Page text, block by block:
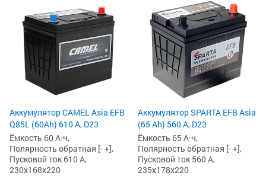
Аккумулятор CAMEL Asia EFB
Q85L (60Ah) 610 А, D23
Ёмкость 60 А·ч,
Полярность обратная [- +],
Пусковой ток 610 А,
230x168x220
Аккумулятор SPARTA EFB Asia
(65 Ah) 560 А, D23
Ёмкость 65 А·ч,
Полярность обратная [- +],
Пусковой ток 560 А,
235x178x220